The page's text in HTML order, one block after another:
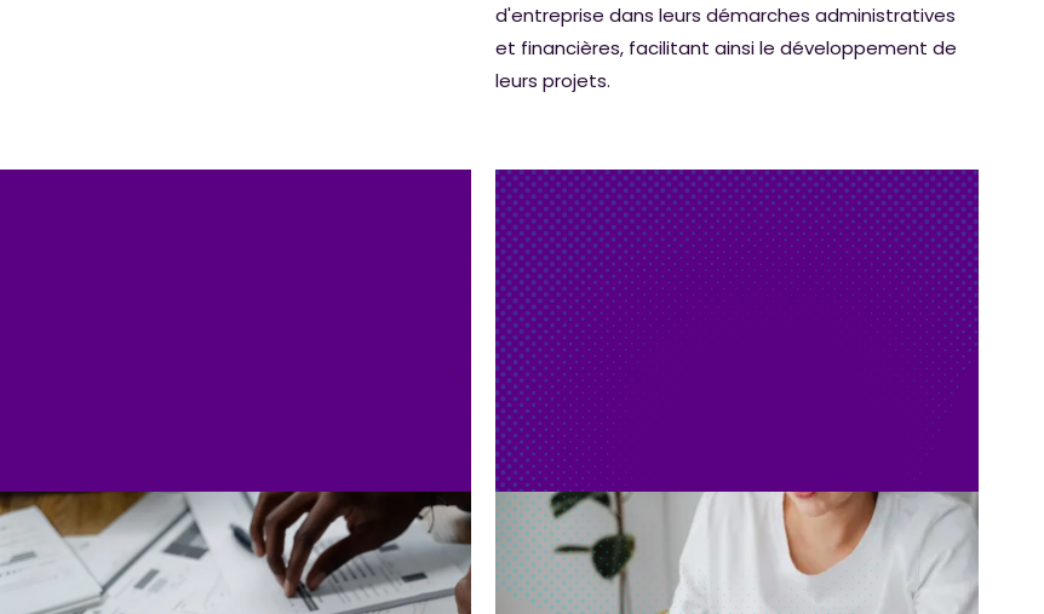
d'entreprise dans leurs démarches administratives
et financières, facilitant ainsi le développement de
leurs projets.